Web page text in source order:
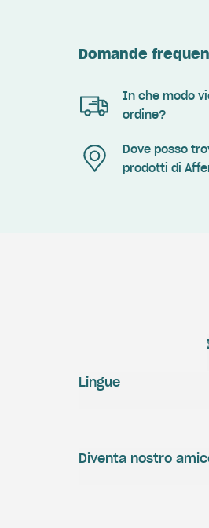
Domande
In che modo
ordine?
Dove posso
prodotti di
Diventa nostro
Lingue